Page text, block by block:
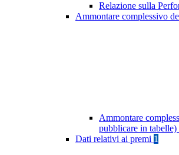
Relazione sulla
Ammontare complessivo
Ammontare
pubblicare in tabelle)
Dati relativi ai premi 1